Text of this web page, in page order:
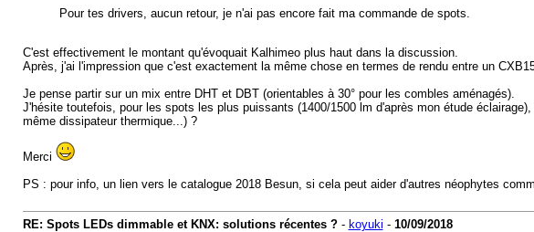
Pour tes drivers, aucun retour, je n'ai pas encore fait ma commande de spots.
C'est effectivement le montant qu'évoquait Kalhimeo plus haut dans la discussion.
Après, j'ai l'impression que c'est exactement la même chose en termes de rendu entre un
Je pense partir sur un mix entre DHT et DBT (orientables à 30° pour les combles aménagés).
J'hésite toutefois, pour les spots les plus puissants (1400/1500 lm d'après mon étude
même dissipateur thermique...) ?
Merci
PS : pour info, un lien vers le catalogue 2018 Besun, si cela peut aider d'autres néophytes
RE: Spots LEDs dimmable et KNX: solutions récentes ?- koyuki - 10/09/2018